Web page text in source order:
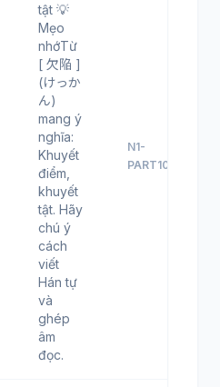
tật 💡
Mẹo
nhớTừ
[ 欠陥 ]
(けっか
ん)
mang ý
nghĩa:
Khuyết
điểm,
khuyết
tật. Hãy
chú ý
cách
viết
Hán tự
và
ghép
âm
đọc.
N1-
PART10